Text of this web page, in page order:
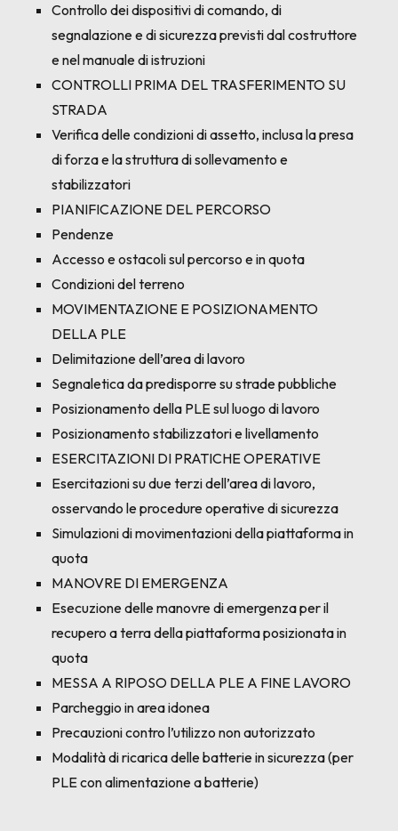
Controllo dei dispositivi di comando, di
segnalazione e di sicurezza previsti dal costruttore
e nel manuale di istruzioni
CONTROLLI PRIMA DEL TRASFERIMENTO SU
STRADA
Verifica delle condizioni di assetto, inclusa la presa
di forza e la struttura di sollevamento e
stabilizzatori
PIANIFICAZIONE DEL PERCORSO
Pendenze
Accesso e ostacoli sul percorso e in quota
Condizioni del terreno
MOVIMENTAZIONE E POSIZIONAMENTO
DELLA PLE
Delimitazione dell’area di lavoro
Segnaletica da predisporre su strade pubbliche
Posizionamento della PLE sul luogo di lavoro
Posizionamento stabilizzatori e livellamento
ESERCITAZIONI DI PRATICHE OPERATIVE
Esercitazioni su due terzi dell’area di lavoro,
osservando le procedure operative di sicurezza
Simulazioni di movimentazioni della piattaforma in
quota
MANOVRE DI EMERGENZA
Esecuzione delle manovre di emergenza per il
recupero a terra della piattaforma posizionata in
quota
MESSA A RIPOSO DELLA PLE A FINE LAVORO
Parcheggio in area idonea
Precauzioni contro l’utilizzo non autorizzato
Modalità di ricarica delle batterie in sicurezza (per
PLE con alimentazione a batterie)